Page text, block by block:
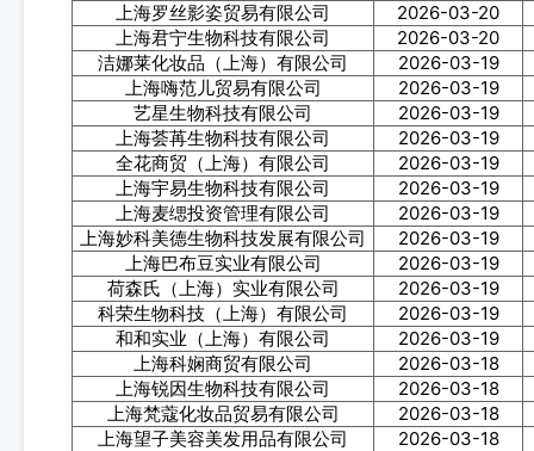
上海罗丝影姿贸易有限公司
2026-03-20
上海君宁生物科技有限公司
2026-03-20
洁娜莱化妆品（上海）有限公司
2026-03-19
上海嗨范儿贸易有限公司
2026-03-19
艺星生物科技有限公司
2026-03-19
上海荟苒生物科技有限公司
2026-03-19
全花商贸（上海）有限公司
2026-03-19
上海宇易生物科技有限公司
2026-03-19
上海麦缌投资管理有限公司
2026-03-19
上海妙科美德生物科技发展有限公司
2026-03-19
上海巴布豆实业有限公司
2026-03-19
荷森氏（上海）实业有限公司
2026-03-19
科荣生物科技（上海）有限公司
2026-03-19
和和实业（上海）有限公司
2026-03-19
上海科娴商贸有限公司
2026-03-18
上海锐因生物科技有限公司
2026-03-18
上海梵蔻化妆品贸易有限公司
2026-03-18
上海望子美容美发用品有限公司
2026-03-18